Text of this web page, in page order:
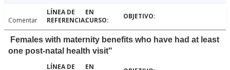
Comentar
Females with maternity benefits who have had at least
one post-natal health visit"